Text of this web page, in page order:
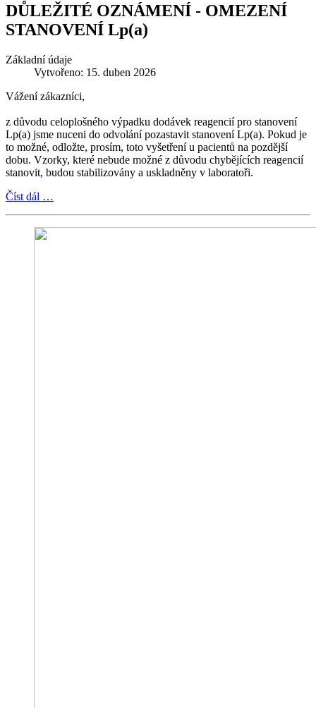
DŮLEŽITÉ OZNÁMENÍ - OMEZENÍ
STANOVENÍ Lp(a)
Základní údaje
Vytvořeno: 15. duben 2026
Vážení zákazníci,
z důvodu celoplošného výpadku dodávek reagencií pro stanovení
Lp(a) jsme nuceni do odvolání pozastavit stanovení Lp(a). Pokud je
to možné, odložte, prosím, toto vyšetření u pacientů na pozdější
dobu. Vzorky, které nebude možné z důvodu chybějících reagencií
stanovit, budou stabilizovány a uskladněny v laboratoři.
Číst dál …